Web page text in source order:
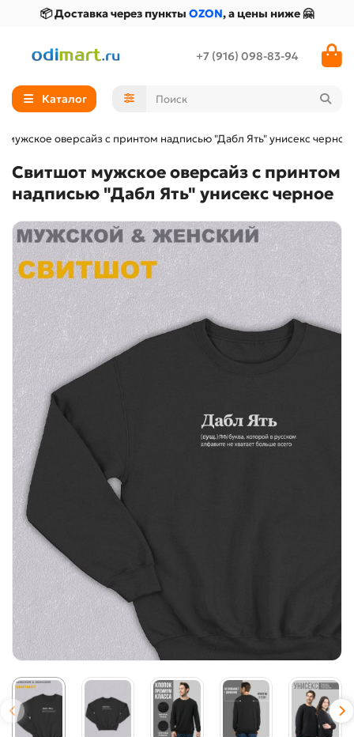
📦 Доставка через пункты OZON, а цены ниже 🤗
+7 (916) 098-83-94
Каталог
мужское оверсайз с принтом надписью "Дабл Ять" унисекс черное
Свитшот мужское оверсайз с принтом
надписью "Дабл Ять" унисекс черное